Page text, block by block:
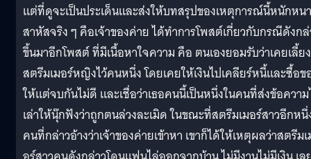
แต่ที่ดูจะเป็นประเด็นและส่งให้บทสรุปของเหตุการณ์นี้หนักหนา
สาหัสจริง ๆ คือเจ้าของค่าย ได้ทำการโพสต์เกี่ยวกับกรณีดังก
ขึ้นมาอีกโพสต์ ที่มีเนื้อหาใจความ คือ ตนเองยอมรับว่าเคยเลี้ยง
สตรีมเมอร์หญิงไว้คนหนึ่ง โดยเคยให้เงินไปเคลียร์หนี้และซื้อข
ให้แต่จบกันไม่ดี และเชื่อว่าเธอคนนี้เป็นหนึ่งในคนที่ส่งข้อควา
เล่าให้นุ๊กฟังว่าถูกตนล่วงละเมิด ในขณะที่สตรีมเมอร์สาวอีกหนึ่
คนที่กล่าวอ้างว่าเจ้าของค่ายเข้าหา เขาก็ได้ให้เหตุผลว่าสตรีม